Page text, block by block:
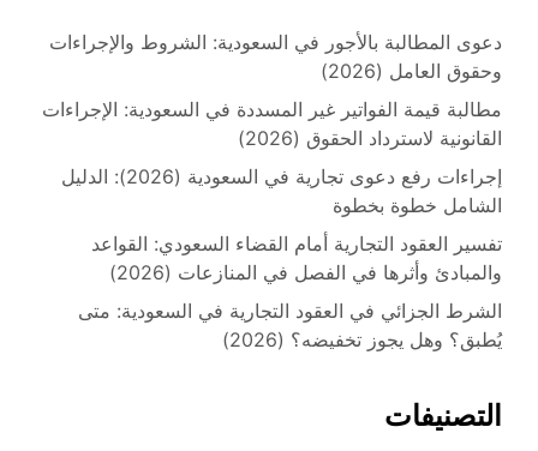
دعوى المطالبة بالأجور في السعودية: الشروط والإجراءات
وحقوق العامل (2026)
مطالبة قيمة الفواتير غير المسددة في السعودية: الإجراءات
القانونية لاسترداد الحقوق (2026)
إجراءات رفع دعوى تجارية في السعودية (2026): الدليل
الشامل خطوة بخطوة
تفسير العقود التجارية أمام القضاء السعودي: القواعد
والمبادئ وأثرها في الفصل في المنازعات (2026)
الشرط الجزائي في العقود التجارية في السعودية: متى
يُطبق؟ وهل يجوز تخفيضه؟ (2026)
التصنيفات